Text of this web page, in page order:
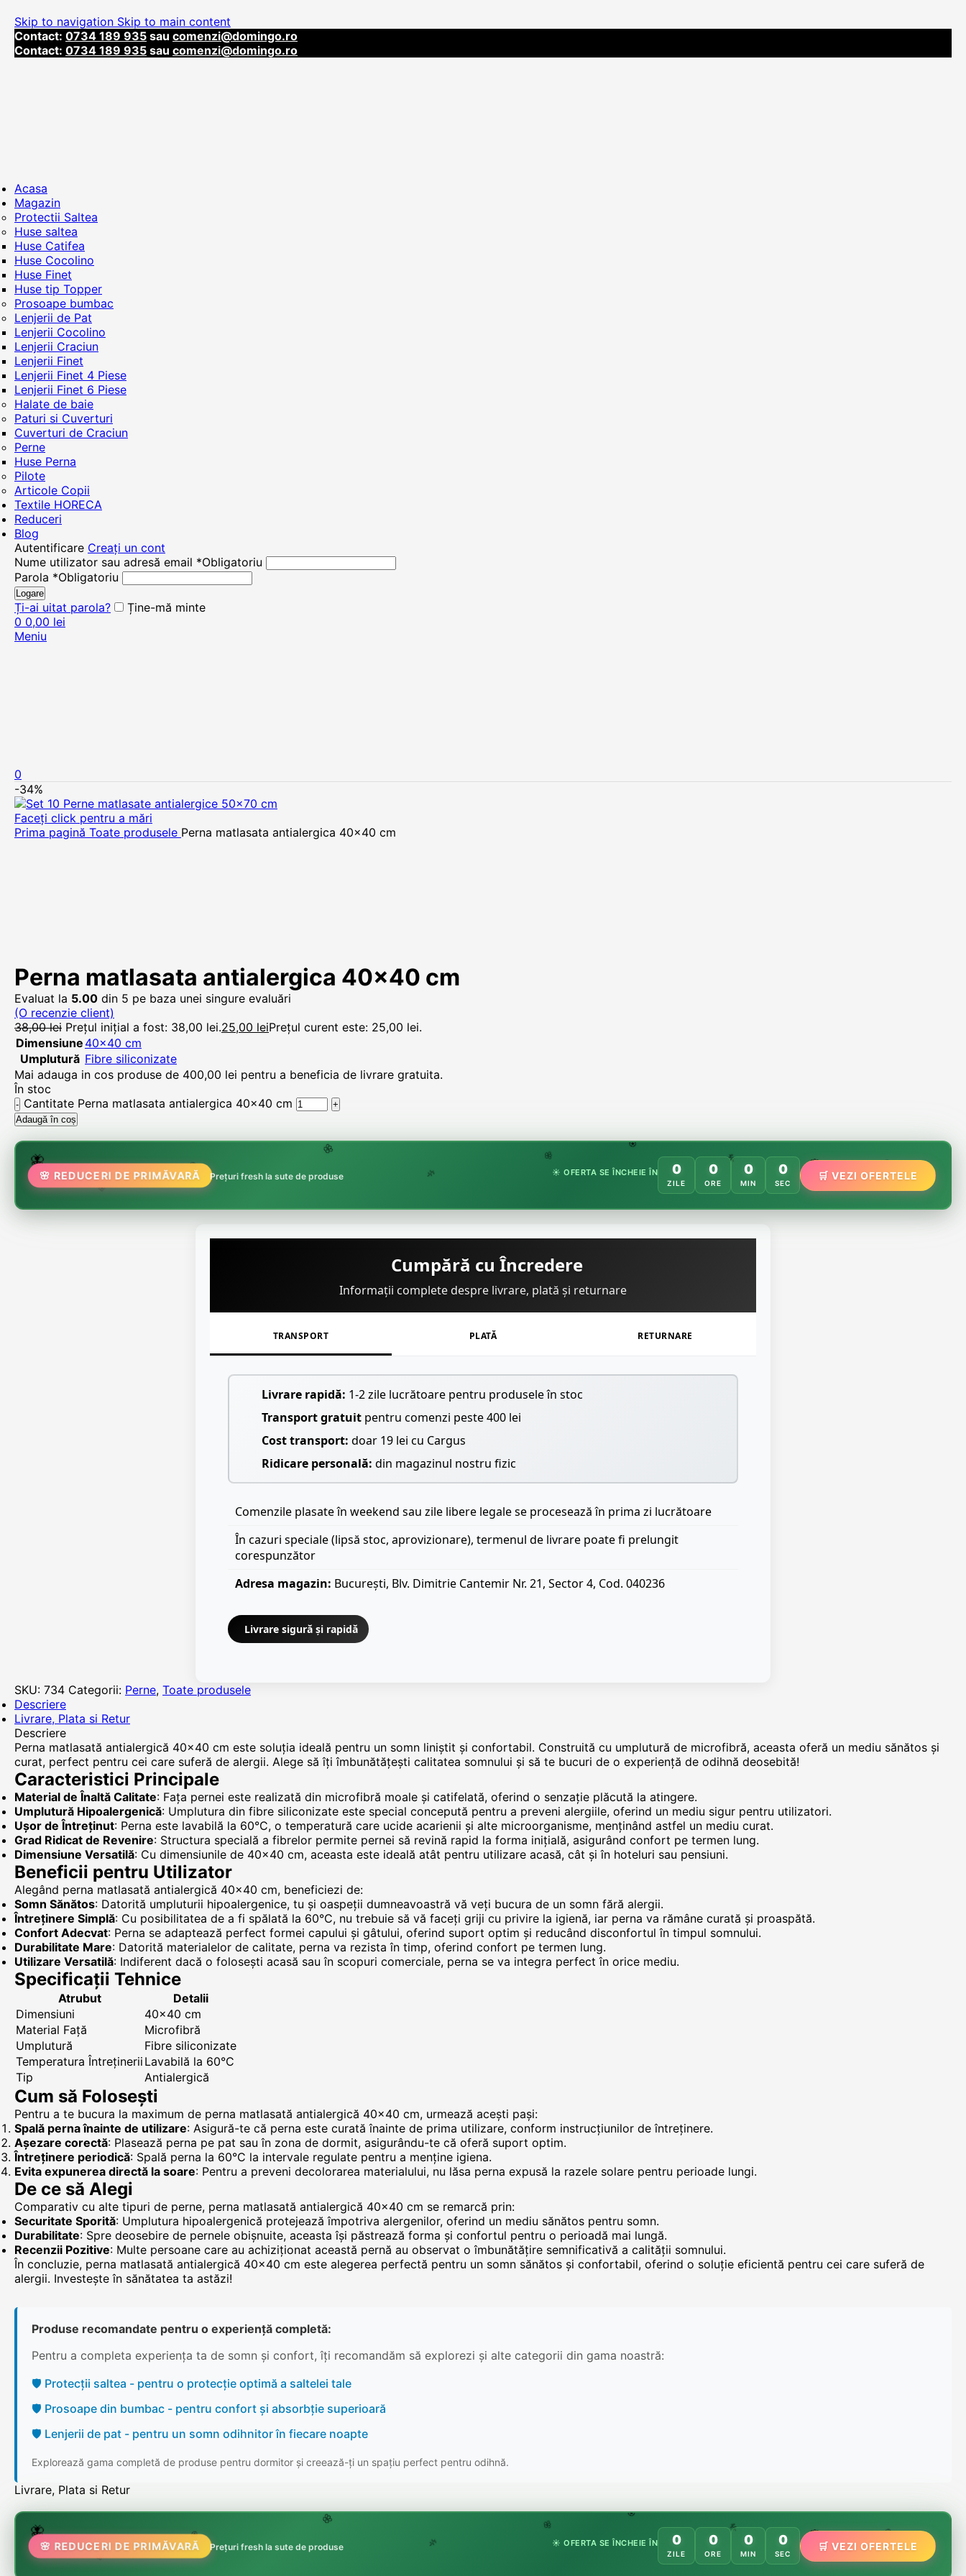
Skip to navigation Skip to main content
Contact: 0734 189 935 sau comenzi@domingo.ro
Contact: 0734 189 935 sau comenzi@domingo.ro
Acasa
Magazin
Protectii Saltea
Huse saltea
Huse Catifea
Huse Cocolino
Huse Finet
Huse tip Topper
Prosoape bumbac
Lenjerii de Pat
Lenjerii Cocolino
Lenjerii Craciun
Lenjerii Finet
Lenjerii Finet 4 Piese
Lenjerii Finet 6 Piese
Halate de baie
Paturi si Cuverturi
Cuverturi de Craciun
Perne
Huse Perna
Pilote
Articole Copii
Textile HORECA
Reduceri
Blog
Autentificare Creați un cont
Nume utilizator sau adresă email *Obligatoriu
Parola *Obligatoriu
Logare
Ți-ai uitat parola?
Ține-mă minte
0 0,00 lei
Meniu
0
-34%
Faceți click pentru a mări
Prima pagină Toate produsele Perna matlasata antialergica 40×40 cm
Perna matlasata antialergica 40×40 cm
Evaluat la 5.00 din 5 pe baza unei singure evaluări
(O recenzie client)
38,00lei Prețul inițial a fost: 38,00 lei.25,00 leiPrețul curent este: 25,00 lei.
Dimensiune 40×40 cm
Umplutură Fibre siliconizate
Mai adauga in cos produse de 400,00 lei pentru a beneficia de livrare gratuita.
În stoc
Cantitate Perna matlasata antialergica 40x40 cm
Adaugă în coș
🏵️
🌸 🌸 🌿
🌸
🏵️
🌷
🦋
🌸 REDUCERI DE PRIMĂVARĂ Prețuri fresh la sute de produse ☀️ OFERTA SE ÎNCHEIE ÎN 0
ZILE
0
ORE
0
MIN
0
SEC
🛒 VEZI OFERTELE
Cumpără cu Încredere
Informații complete despre livrare, plată și returnare
TRANSPORT PLATĂ RETURNARE
Livrare rapidă: 1-2 zile lucrătoare pentru produsele în stoc
Transport gratuit pentru comenzi peste 400 lei
Cost transport: doar 19 lei cu Cargus
Ridicare personală: din magazinul nostru fizic
Comenzile plasate în weekend sau zile libere legale se procesează în prima zi lucrătoare
În cazuri speciale (lipsă stoc, aprovizionare), termenul de livrare poate fi prelungit
corespunzător
Adresa magazin: București, Blv. Dimitrie Cantemir Nr. 21, Sector 4, Cod. 040236
Livrare sigură și rapidă
SKU: 734 Categorii: Perne, Toate produsele
Descriere
Livrare, Plata si Retur
Descriere
Perna matlasată antialergică 40x40 cm este soluția ideală pentru un somn liniștit și confortabil. Construită cu umplutură de microfibră, aceasta oferă un mediu sănătos și
curat, perfect pentru cei care suferă de alergii. Alege să îți îmbunătățești calitatea somnului și să te bucuri de o experiență de odihnă deosebită!
Caracteristici Principale
Material de Înaltă Calitate: Fața pernei este realizată din microfibră moale și catifelată, oferind o senzație plăcută la atingere.
Umplutură Hipoalergenică: Umplutura din fibre siliconizate este special concepută pentru a preveni alergiile, oferind un mediu sigur pentru utilizatori.
Ușor de Întreținut: Perna este lavabilă la 60°C, o temperatură care ucide acarienii și alte microorganisme, menținând astfel un mediu curat.
Grad Ridicat de Revenire: Structura specială a fibrelor permite pernei să revină rapid la forma inițială, asigurând confort pe termen lung.
Dimensiune Versatilă: Cu dimensiunile de 40x40 cm, aceasta este ideală atât pentru utilizare acasă, cât și în hoteluri sau pensiuni.
Beneficii pentru Utilizator
Alegând perna matlasată antialergică 40x40 cm, beneficiezi de:
Somn Sănătos: Datorită umpluturii hipoalergenice, tu și oaspeții dumneavoastră vă veți bucura de un somn fără alergii.
Întreținere Simplă: Cu posibilitatea de a fi spălată la 60°C, nu trebuie să vă faceți griji cu privire la igienă, iar perna va rămâne curată și proaspătă.
Confort Adecvat: Perna se adaptează perfect formei capului și gâtului, oferind suport optim și reducând disconfortul în timpul somnului.
Durabilitate Mare: Datorită materialelor de calitate, perna va rezista în timp, oferind confort pe termen lung.
Utilizare Versatilă: Indiferent dacă o folosești acasă sau în scopuri comerciale, perna se va integra perfect în orice mediu.
Specificații Tehnice
Atrubut
Detalii
Dimensiuni
40x40 cm
Material Față
Microfibră
Umplutură
Fibre siliconizate
Temperatura Întreținerii Lavabilă la 60°C
Tip
Antialergică
Cum să Folosești
Pentru a te bucura la maximum de perna matlasată antialergică 40x40 cm, urmează acești pași:
Spală perna înainte de utilizare: Asigură-te că perna este curată înainte de prima utilizare, conform instrucțiunilor de întreținere.
Așezare corectă: Plasează perna pe pat sau în zona de dormit, asigurându-te că oferă suport optim.
Întreținere periodică: Spală perna la 60°C la intervale regulate pentru a menține igiena.
Evita expunerea directă la soare: Pentru a preveni decolorarea materialului, nu lăsa perna expusă la razele solare pentru perioade lungi.
De ce să Alegi
Comparativ cu alte tipuri de perne, perna matlasată antialergică 40x40 cm se remarcă prin:
Securitate Sporită: Umplutura hipoalergenică protejează împotriva alergenilor, oferind un mediu sănătos pentru somn.
Durabilitate: Spre deosebire de pernele obișnuite, aceasta își păstrează forma și confortul pentru o perioadă mai lungă.
Recenzii Pozitive: Multe persoane care au achiziționat această pernă au observat o îmbunătățire semnificativă a calității somnului.
În concluzie, perna matlasată antialergică 40x40 cm este alegerea perfectă pentru un somn sănătos și confortabil, oferind o soluție eficientă pentru cei care suferă de
alergii. Investește în sănătatea ta astăzi!
Produse recomandate pentru o experiență completă:
Pentru a completa experiența ta de somn și confort, îți recomandăm să explorezi și alte categorii din gama noastră:
🛡️ Protecții saltea - pentru o protecție optimă a saltelei tale
🛡️ Prosoape din bumbac - pentru confort și absorbție superioară
🛡️ Lenjerii de pat - pentru un somn odihnitor în fiecare noapte
Explorează gama completă de produse pentru dormitor și creează-ți un spațiu perfect pentru odihnă.
Livrare, Plata si Retur
🏵️
🌸
🌿
🌸
🌷
🦋
🌸 REDUCERI DE PRIMĂVARĂ Prețuri fresh la sute de produse ☀️ OFERTA SE ÎNCHEIE ÎN 0
ZILE
0
ORE
0
MIN
0
SEC
🛒 VEZI OFERTELE